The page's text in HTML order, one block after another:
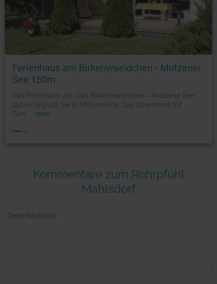
Foto: © booking.com
Ferienhaus am Birkenwaeldchen - Motzener
See 150m
Das Ferienhaus am. Das Birkenwaeldchen - Motzener See
150 m begrüßt Sie in Mittenwalde. Das Apartment mit
Gart
mehr
Kommentare zum Rohrpfuhl
Mahlsdorf